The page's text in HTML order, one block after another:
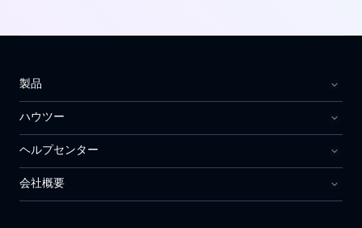
製品
ハウツー
ヘルプセンター
会社概要